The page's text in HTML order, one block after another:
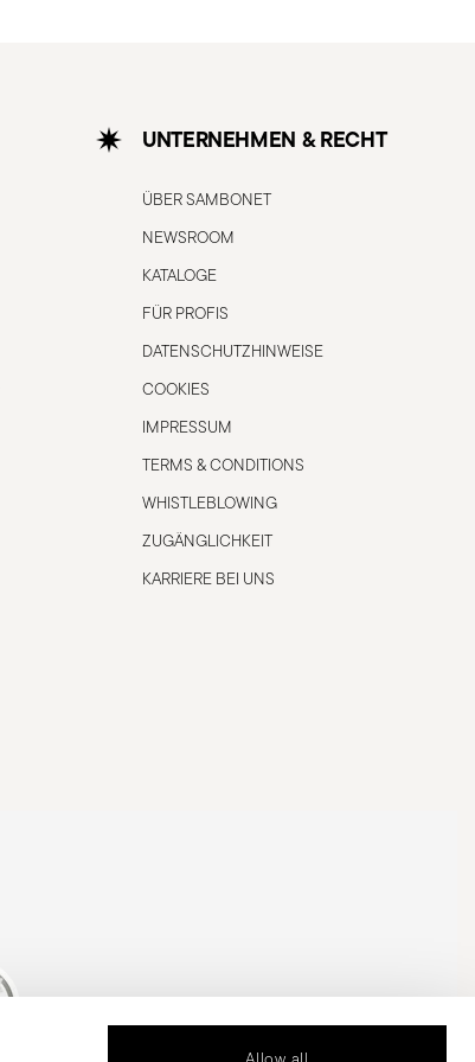
UNTERNEHMEN & RECHT
ÜBER SAMBONET
NEWSROOM
KATALOGE
FÜR PROFIS
DATENSCHUTZHINWEISE
COOKIES
IMPRESSUM
TERMS & CONDITIONS
WHISTLEBLOWING
ZUGÄNGLICHKEIT
KARRIERE BEI UNS